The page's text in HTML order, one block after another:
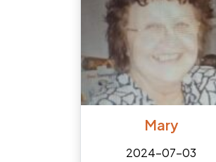
Mary
2024-07-03